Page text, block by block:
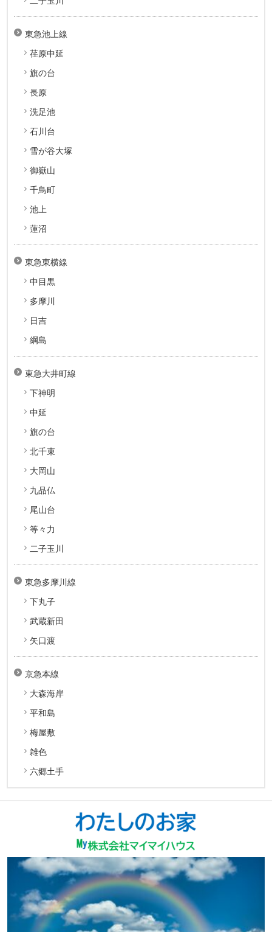
東急池上線
荏原中延
旗の台
長原
洗足池
石川台
雪が谷大塚
御嶽山
千鳥町
池上
蓮沼
東急東横線
中目黒
多摩川
日吉
綱島
東急大井町線
下神明
中延
旗の台
北千束
大岡山
九品仏
尾山台
等々力
二子玉川
東急多摩川線
下丸子
武蔵新田
矢口渡
京急本線
大森海岸
平和島
梅屋敷
雑色
六郷土手